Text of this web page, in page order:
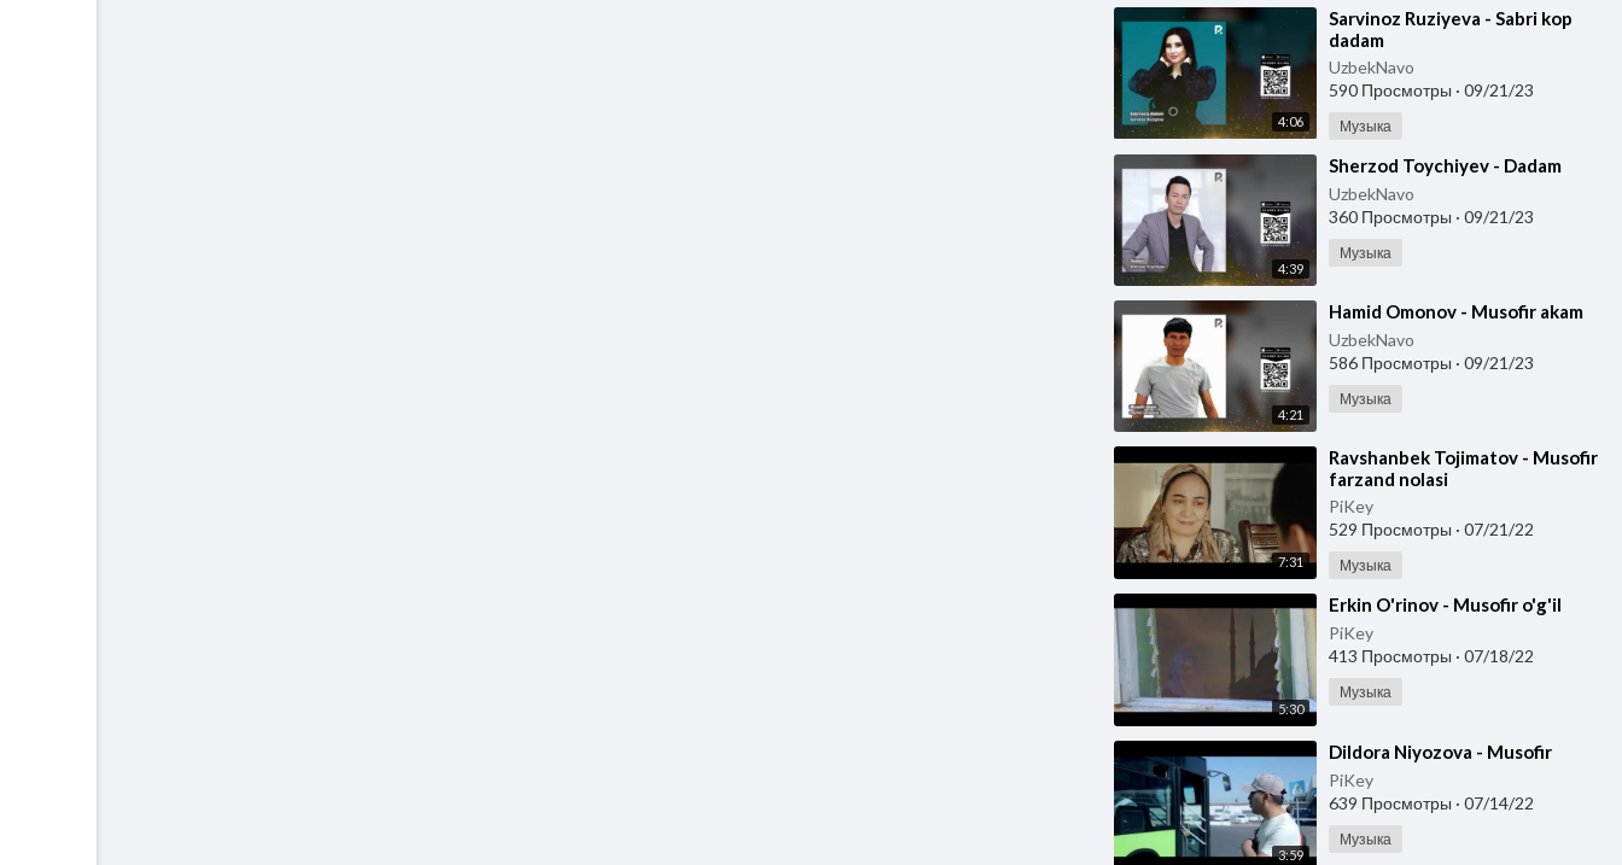
4:06
⁣Sarvinoz Ruziyeva - Sabri kop
dadam
UzbekNavo
590 Просмотры · 09/21/23
Музыка
4:39
⁣Sherzod Toychiyev - Dadam
UzbekNavo
360 Просмотры · 09/21/23
Музыка
4:21
⁣Hamid Omonov - Musofir akam
UzbekNavo
586 Просмотры · 09/21/23
Музыка
7:31
⁣Ravshanbek Tojimatov - Musofir
farzand nolasi
PiKey
529 Просмотры · 07/21/22
Музыка
5:30
⁣Erkin O'rinov - Musofir o'g'il
PiKey
413 Просмотры · 07/18/22
Музыка
3:59
⁣Dildora Niyozova - Musofir
PiKey
639 Просмотры · 07/14/22
Музыка